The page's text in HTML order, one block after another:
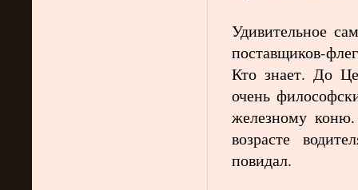
Удивительное
поставщиков-
Кто знает. До
очень
железному
возрасте
повидал.